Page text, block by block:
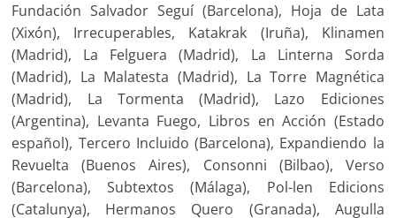
Fundación Salvador Seguí (Barcelona), Hoja de Lata
(Xixón), Irrecuperables, Katakrak (Iruña), Klinamen
(Madrid), La Felguera (Madrid), La Linterna Sorda
(Madrid), La Malatesta (Madrid), La Torre Magnética
(Madrid), La Tormenta (Madrid), Lazo Ediciones
(Argentina), Levanta Fuego, Libros en Acción (Estado
español), Tercero Incluido (Barcelona), Expandiendo la
Revuelta (Buenos Aires), Consonni (Bilbao), Verso
(Barcelona), Subtextos (Málaga), Pol-len Edicions
(Catalunya), Hermanos Quero (Granada), Augulla